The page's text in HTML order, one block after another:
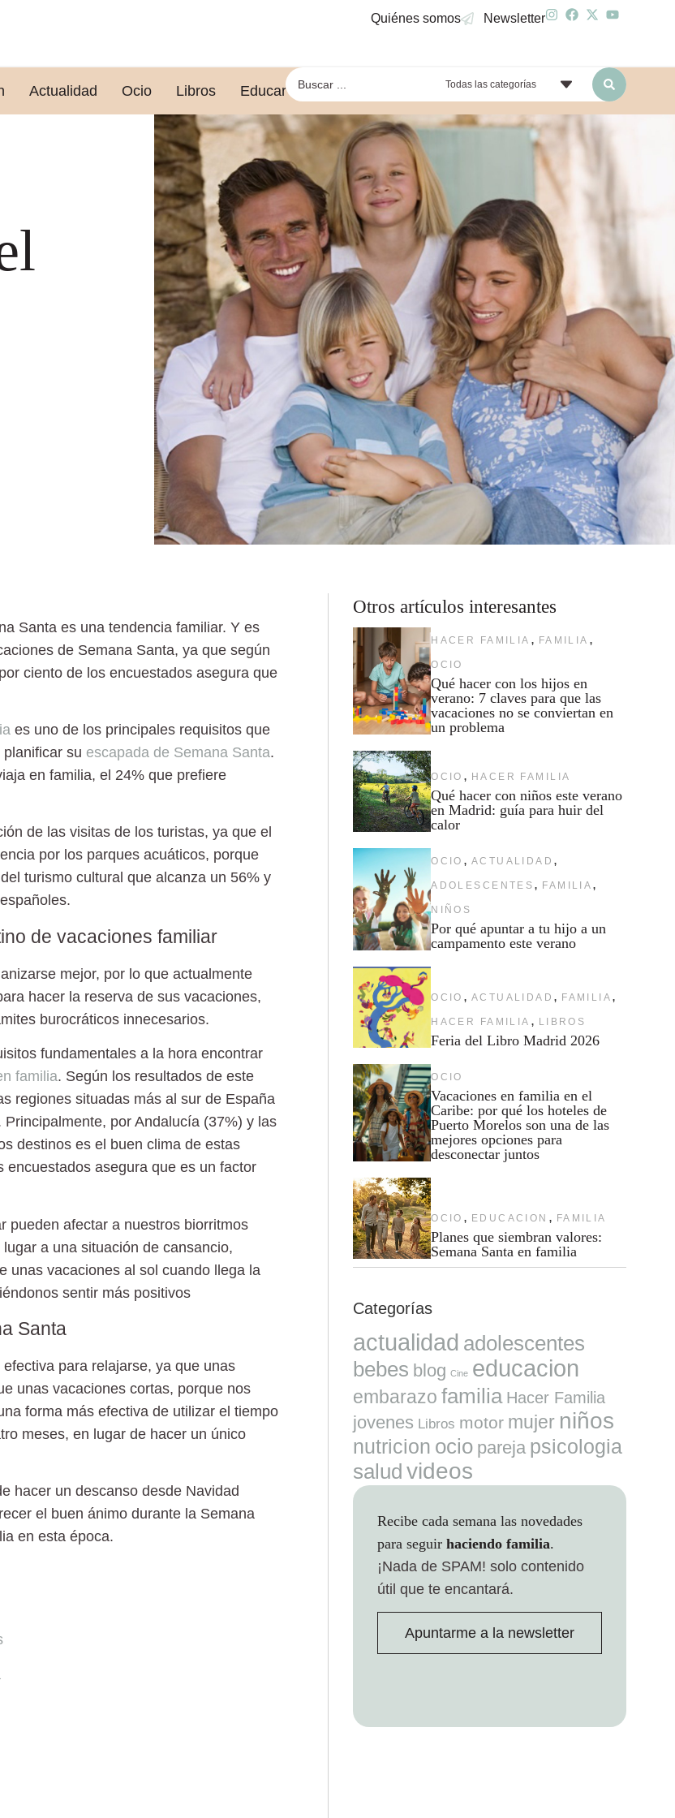
Quiénes somos Newsletter
Actualidad Ocio Libros Educar leyendo Todas las categorías
Santa es una tendencia familiar. Y es
de Semana Santa, ya que según
ciento de los encuestados asegura que
es uno de los principales requisitos que
su escapada de Semana Santa.
en familia, el 24% que prefiere
de las visitas de los turistas, ya que el
por los parques acuáticos, porque
turismo cultural que alcanza un 56% y
de vacaciones familiar
mejor, por lo que actualmente
hacer la reserva de sus vacaciones,
burocráticos innecesarios.
fundamentales a la hora encontrar
familia. Según los resultados de este
regiones situadas más al sur de España
Principalmente, por Andalucía (37%) y las
destinos es el buen clima de estas
encuestados asegura que es un factor
pueden afectar a nuestros biorritmos
a una situación de cansancio,
unas vacaciones al sol cuando llega la
sentir más positivos
Santa
para relajarse, ya que unas
unas vacaciones cortas, porque nos
forma más efectiva de utilizar el tiempo
meses, en lugar de hacer un único
hacer un descanso desde Navidad
el buen ánimo durante la Semana
en esta época.
Otros artículos interesantes
HACER FAMILIA , FAMILIA ,
OCIO
Qué hacer con los hijos en
verano: 7 claves para que las
vacaciones no se conviertan en
un problema
OCIO , HACER FAMILIA
Qué hacer con niños este verano
en Madrid: guía para huir del
calor
OCIO , ACTUALIDAD ,
ADOLESCENTES , FAMILIA ,
NIÑOS
Por qué apuntar a tu hijo a un
campamento este verano
OCIO , ACTUALIDAD , FAMILIA ,
HACER FAMILIA , LIBROS
Feria del Libro Madrid 2026
OCIO
Vacaciones en familia en el
Caribe: por qué los hoteles de
Puerto Morelos son una de las
mejores opciones para
desconectar juntos
OCIO , EDUCACION , FAMILIA
Planes que siembran valores:
Semana Santa en familia
Categorías
actualidad adolescentes
bebes blog Cine educacion
embarazo familia Hacer Familia
jovenes Libros motor mujer niños
nutricion ocio pareja psicologia
salud videos
Recibe cada semana las novedades
para seguir haciendo familia.
¡Nada de SPAM! solo contenido
útil que te encantará.
Apuntarme a la newsletter